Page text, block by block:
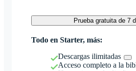
Prueba gratuita de 7
Todo en Starter, más:
Descargas ilimitadas
Acceso completo a la